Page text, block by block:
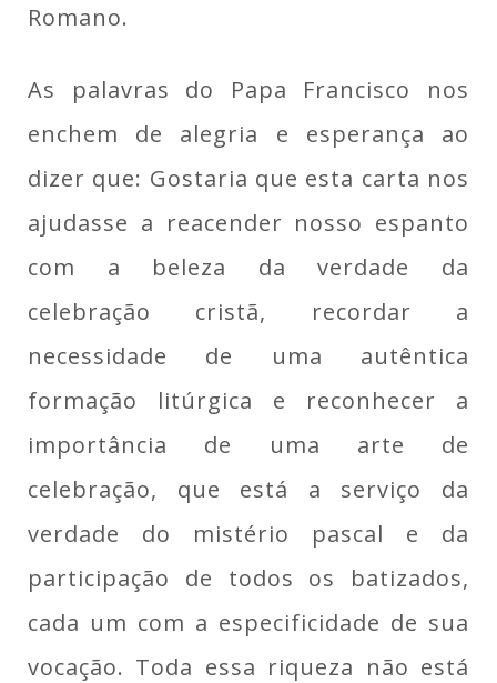
Romano.
As palavras do Papa Francisco nos
enchem de alegria e esperança ao
dizer que: Gostaria que esta carta nos
ajudasse a reacender nosso espanto
com a beleza da verdade da
celebração cristã, recordar a
necessidade de uma autêntica
formação litúrgica e reconhecer a
importância de uma arte de
celebração, que está a serviço da
verdade do mistério pascal e da
participação de todos os batizados,
cada um com a especificidade de sua
vocação. Toda essa riqueza não está